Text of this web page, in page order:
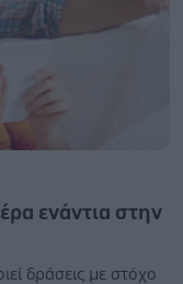
ενάντια στην
δράσεις με στόχο